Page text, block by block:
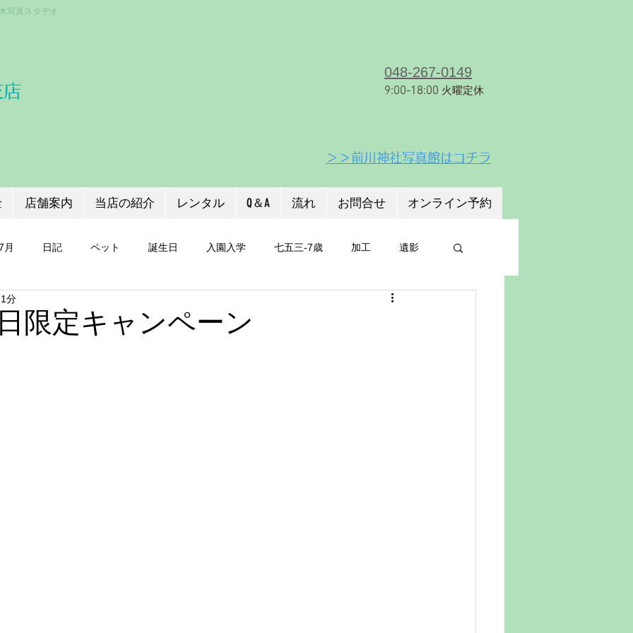
写真スタヂオ
048-267-0149
9:00-18:00 火曜定休
＞＞前川神社写真館はコチラ
店舗案内 当店の紹介 レンタル Q＆A 流れ お問合せ オンライン予約
月 日記 ペット 誕生日 入園入学 七五三-7歳 加工 遺影
限定キャンペーン
分